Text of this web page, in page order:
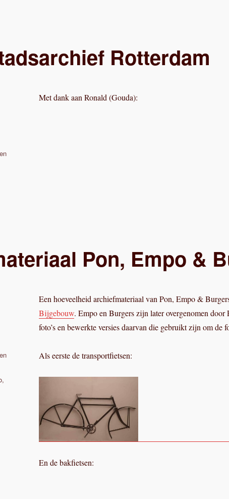
Rotterdam
Met dank aan Ronald (Gouda):
Pon, Empo &
Een hoeveelheid archiefmateriaal van Pon, Empo &
Bijgebouw. Empo en Burgers zijn later overgenomen door
foto’s en bewerkte versies daarvan die gebruikt zijn om de
Als eerste de transportfietsen:
En de bakfietsen:
,